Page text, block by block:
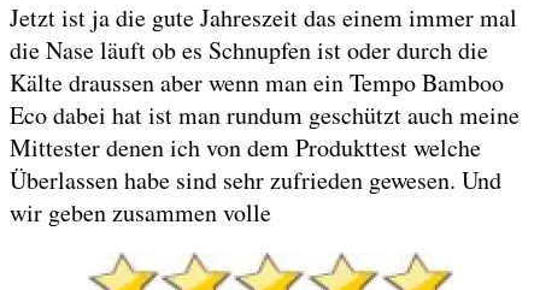
Jetzt ist ja die gute Jahreszeit das einem immer mal
die Nase läuft ob es Schnupfen ist oder durch die
Kälte draussen aber wenn man ein Tempo Bamboo
Eco dabei hat ist man rundum geschützt auch meine
Mittester denen ich von dem Produkttest welche
Überlassen habe sind sehr zufrieden gewesen. Und
wir geben zusammen volle